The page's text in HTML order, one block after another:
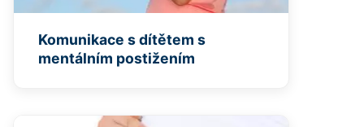
Komunikace s dítětem s
mentálním postižením